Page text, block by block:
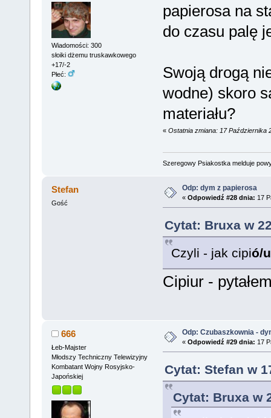
Wiadomości: 300
słoiki dżemu truskawkowego
+17/-2
Płeć:
papierosa na
do czasu palę
Swoją drogą
wodne) skoro
materiału?
« Ostatnia zmiana: 17 Października
Szeregowy Psiakostka melduje
Stefan
Gość
Odp: dym z papierosa
« Odpowiedź #28 dnia: 17
Cytat: Bruxa w
Czyli - jak cipió/u
Cipiur -
666
Łeb-Majster
Młodszy Techniczny Telewizyjny
Kombatant Wojny Rosyjsko-
Japońskiej
Odp: Czubaszkownia -
« Odpowiedź #29 dnia: 17
Cytat: Stefan w
Cytat: Bruxa w